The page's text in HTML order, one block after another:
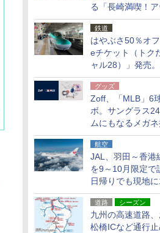
る「長崎満喫！ア
応援キャンペー
鉄道
はやぶさ50％オ
eチケット（トク
ャル28）」発売
分、えきねっと
グッズ
Zoff、「MLB」6
ボ。サングラス
ムにもなるメガネ
貨24種
航空
JAL、羽田～香港
を9～10月限定で
日帰りでも現地に
できる
道路 シーズン
九州の高速道路
松橋ICなど通行